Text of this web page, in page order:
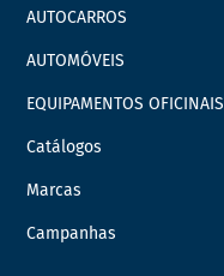
AUTOCARROS
AUTOMÓVEIS
EQUIPAMENTOS OFICINAIS
Catálogos
Marcas
Campanhas